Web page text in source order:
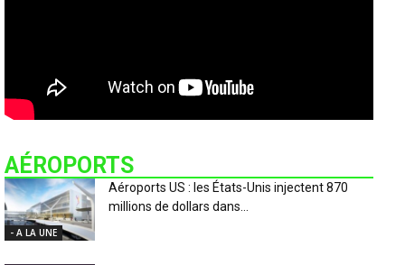
AÉROPORTS
- A LA UNE
Aéroports US : les États-Unis injectent 870
millions de dollars dans...